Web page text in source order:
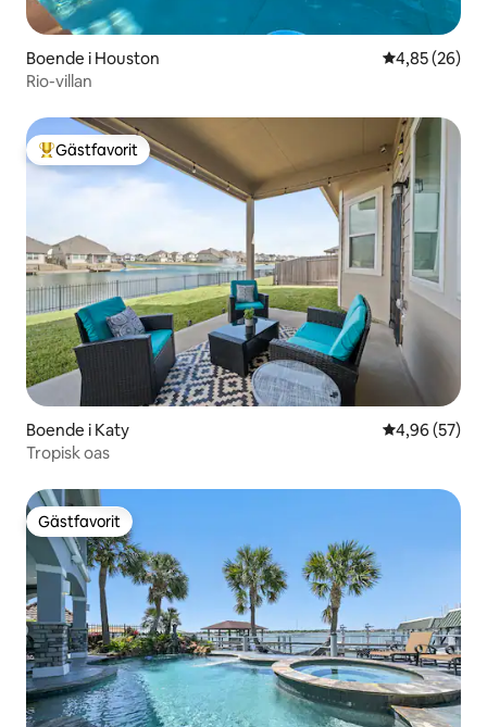
Boende i Houston 4,85 av 5 i
4,85 (26)
Rio-villan
Populär gästfavorit
Gästfavorit
Boende i Katy 4,96 av 5 i
4,96 (57)
Tropisk oas
Gästfavorit
Gästfavorit